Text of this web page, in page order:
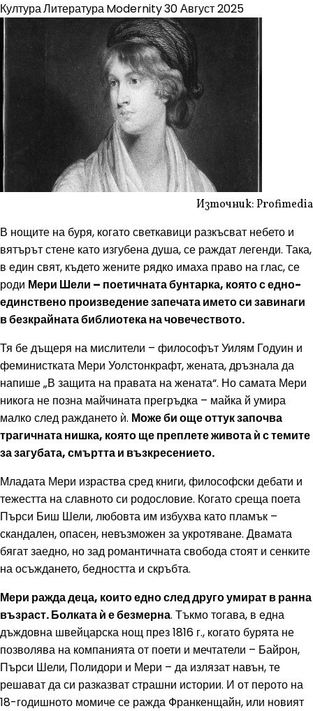
КултураЛитератураModernity30 Август 2025
Източник: Profimedia
В нощите на буря, когато светкавици разкъсват небето и
вятърът стене като изгубена душа, се раждат легенди. Така,
в един свят, където жените рядко имаха право на глас, се
роди Мери Шели – поетичната бунтарка, която с едно-
единствено произведение запечата името си завинаги
в безкрайната библиотека на човечеството.
Тя бе дъщеря на мислители – философът Уилям Годуин и
феминистката Мери Уолстонкрафт, жената, дръзнала да
напише „В защита на правата на жената“. Но самата Мери
никога не позна майчината прегръдка – майка й умира
малко след раждането ѝ. Може би още оттук започва
трагичната нишка, която ще преплете живота ѝ с темите
за загубата, смъртта и възкресението.
Младата Мери израства сред книги, философски дебати и
тежестта на славното си родословие. Когато среща поета
Пърси Биш Шели, любовта им избухва като пламък –
скандален, опасен, невъзможен за укротяване. Двамата
бягат заедно, но зад романтичната свобода стоят и сенките
на осъждането, бедността и скръбта.
Мери ражда деца, които едно след друго умират в ранна
възраст. Болката ѝ е безмерна. Тъкмо тогава, в една
дъждовна швейцарска нощ през 1816 г., когато бурята не
позволява на компанията от поети и мечтатели – Байрон,
Пърси Шели, Полидори и Мери – да излязат навън, те
решават да си разказват страшни истории. И от перото на
18-годишното момиче се ражда Франкенщайн, или новият